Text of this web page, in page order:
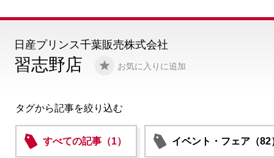
習志野店 お気に入りに追加
日産プリンス千葉販売株式会社
タグから記事を絞り込む
すべての記事（1） イベント・フェア（82